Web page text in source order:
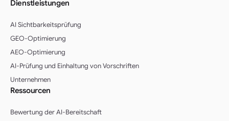
Dienstleistungen
AI Sichtbarkeitsprüfung
GEO-Optimierung
AEO-Optimierung
AI-Prüfung und Einhaltung von Vorschriften
Unternehmen
Ressourcen
Bewertung der AI-Bereitschaft